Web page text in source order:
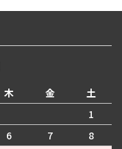
木 金
土
1
6 7
8